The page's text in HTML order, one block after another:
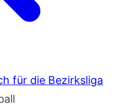
für die Bezirksliga